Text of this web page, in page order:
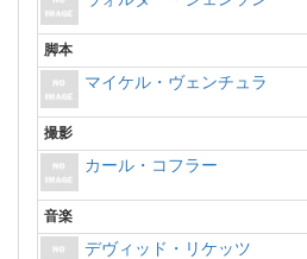
脚本
マイケル・ヴェンチュラ
撮影
カール・コフラー
音楽
デヴィッド・リケッツ